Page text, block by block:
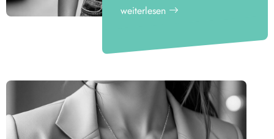
unterstützt innere Zentrierung
Geschenk zu besonderen
wie Studienabschluss oder Neubeginn
weiterlesen
Maserungen eine besondere Tiefe und Klarheit in jedes
Design.